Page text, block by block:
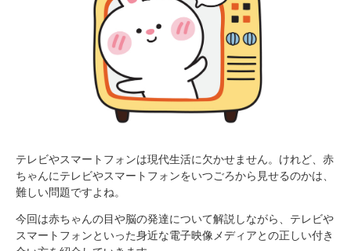
テレビやスマートフォンは現代生活に欠かせません。けれど、赤
ちゃんにテレビやスマートフォンをいつごろから見せるのかは、
難しい問題ですよね。
今回は赤ちゃんの目や脳の発達について解説しながら、テレビや
スマートフォンといった身近な電子映像メディアとの正しい付き